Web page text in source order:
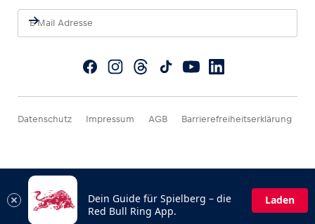
Datenschutz Impressum AGB Barrierefreiheitserklärung
Dein Guide für Spielberg – die
Red Bull Ring App.
Laden